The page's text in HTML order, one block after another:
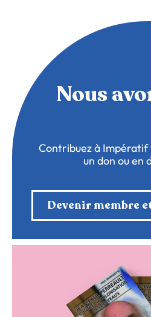
Nous
Contribuez à
un don ou en
Devenir membre